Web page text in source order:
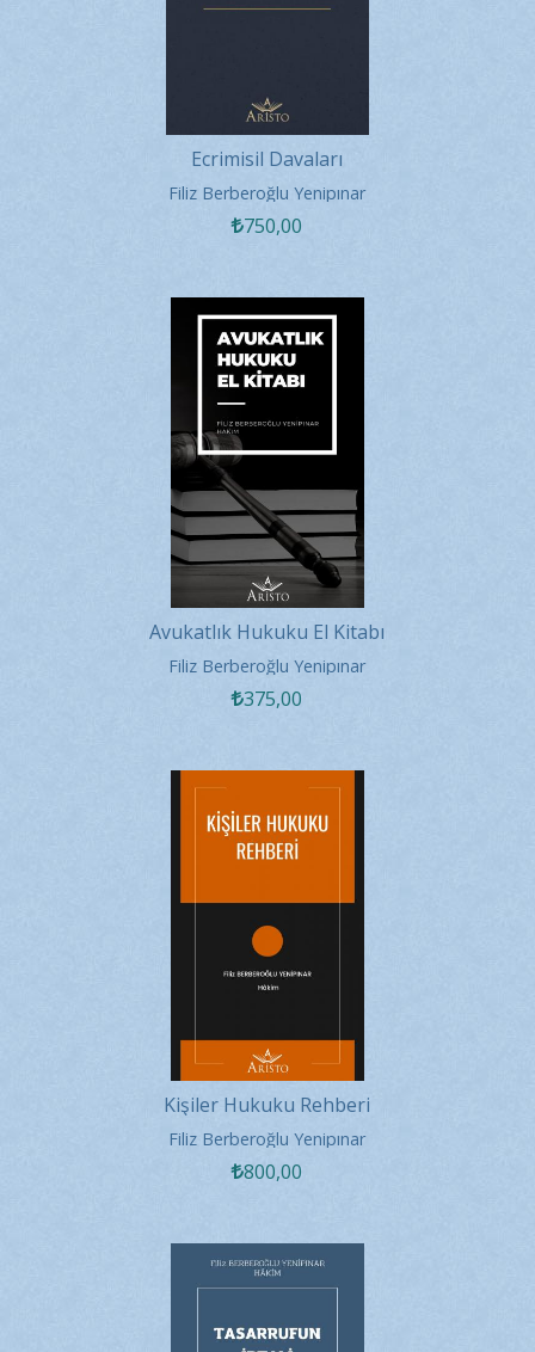
Ecrimisil Davaları
Filiz Berberoğlu Yenipınar
750,00
Avukatlık Hukuku El Kitabı
Filiz Berberoğlu Yenipınar
375,00
Kişiler Hukuku Rehberi
Filiz Berberoğlu Yenipınar
800,00